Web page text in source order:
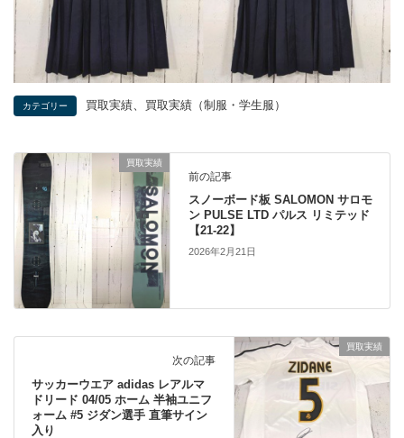
カテゴリー 買取実績 買取実績（制服・学生服）
買取実績
前の記事
スノーボード板 SALOMON サロモ
ン PULSE LTD パルス リミテッド
【21-22】
2026年2月21日
買取実績
次の記事
サッカーウエア adidas レアルマ
ドリード 04/05 ホーム 半袖ユニフ
ォーム #5 ジダン選手 直筆サイン
入り